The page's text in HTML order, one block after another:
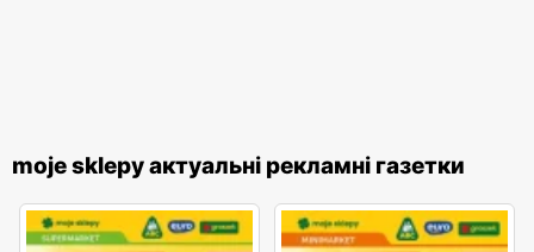
moje sklepy актуальні рекламні газетки